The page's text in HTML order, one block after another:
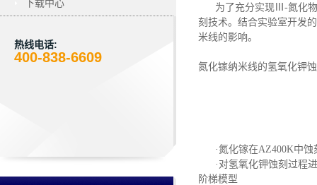
下载中心
热线电话:
400-838-6609
为了充分实现 Ⅲ-氮化
刻技术。结合实验室开发
米线的影响。
氮化镓纳米线的氢氧化钾
·氮化镓在AZ400K中
·对氢氧化钾蚀刻过程
阶梯模型